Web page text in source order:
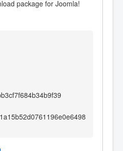
package for Joomla!